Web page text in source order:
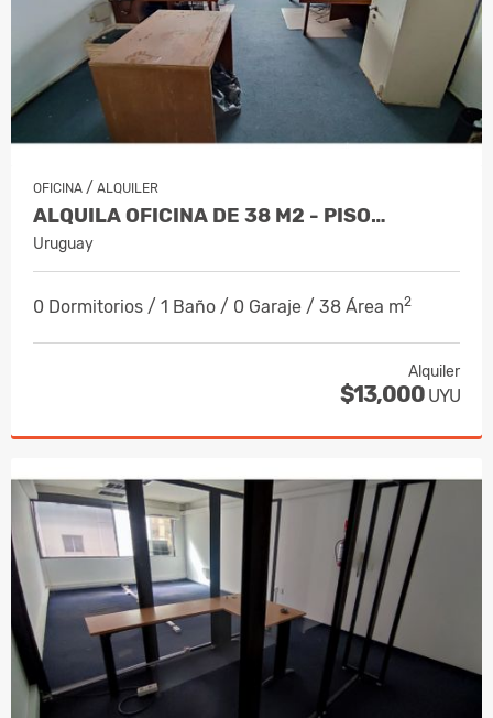
OFICINA / ALQUILER
ALQUILA OFICINA DE 38 M2 - PISO…
Uruguay
0 Dormitorios / 1 Baño / 0 Garaje / 38 Área m2
Alquiler
$13,000 UYU